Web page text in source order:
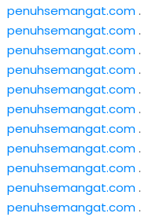
penuhsemangat.com.
penuhsemangat.com.
penuhsemangat.com.
penuhsemangat.com.
penuhsemangat.com.
penuhsemangat.com.
penuhsemangat.com.
penuhsemangat.com.
penuhsemangat.com.
penuhsemangat.com.
penuhsemangat.com.